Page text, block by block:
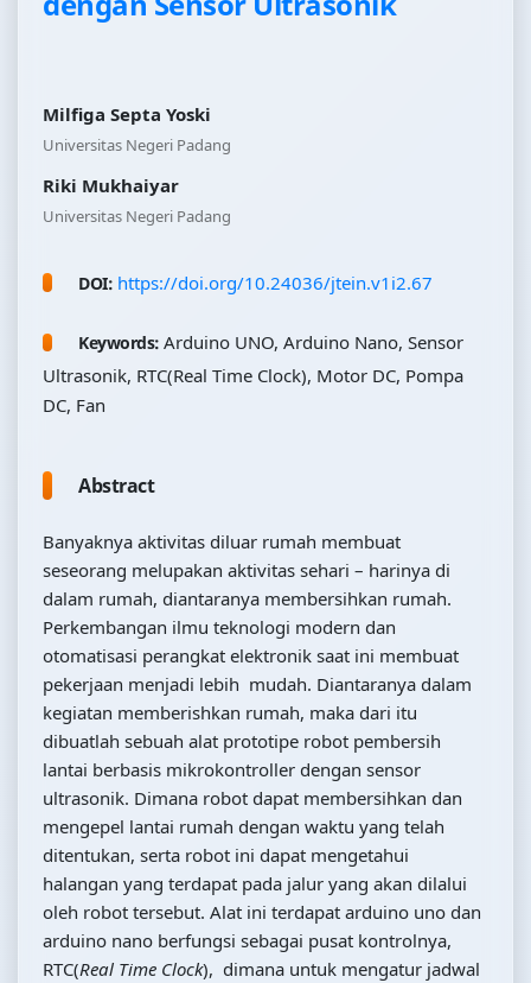
Milfiga Septa Yoski
Universitas Negeri Padang
Riki Mukhaiyar
Universitas Negeri Padang
DOI: https://doi.org/10.24036/jtein.v1i2.67
Keywords: Arduino UNO, Arduino Nano, Sensor
Ultrasonik, RTC(Real Time Clock), Motor DC, Pompa
DC, Fan
Abstract
Banyaknya aktivitas diluar rumah membuat
seseorang melupakan aktivitas sehari – harinya di
dalam rumah, diantaranya membersihkan rumah.
Perkembangan ilmu teknologi modern dan
otomatisasi perangkat elektronik saat ini membuat
pekerjaan menjadi lebih mudah. Diantaranya dalam
kegiatan memberishkan rumah, maka dari itu
dibuatlah sebuah alat prototipe robot pembersih
lantai berbasis mikrokontroller dengan sensor
ultrasonik. Dimana robot dapat membersihkan dan
mengepel lantai rumah dengan waktu yang telah
ditentukan, serta robot ini dapat mengetahui
halangan yang terdapat pada jalur yang akan dilalui
oleh robot tersebut. Alat ini terdapat arduino uno dan
arduino nano berfungsi sebagai pusat kontrolnya,
RTC(Real Time Clock), dimana untuk mengatur jadwal